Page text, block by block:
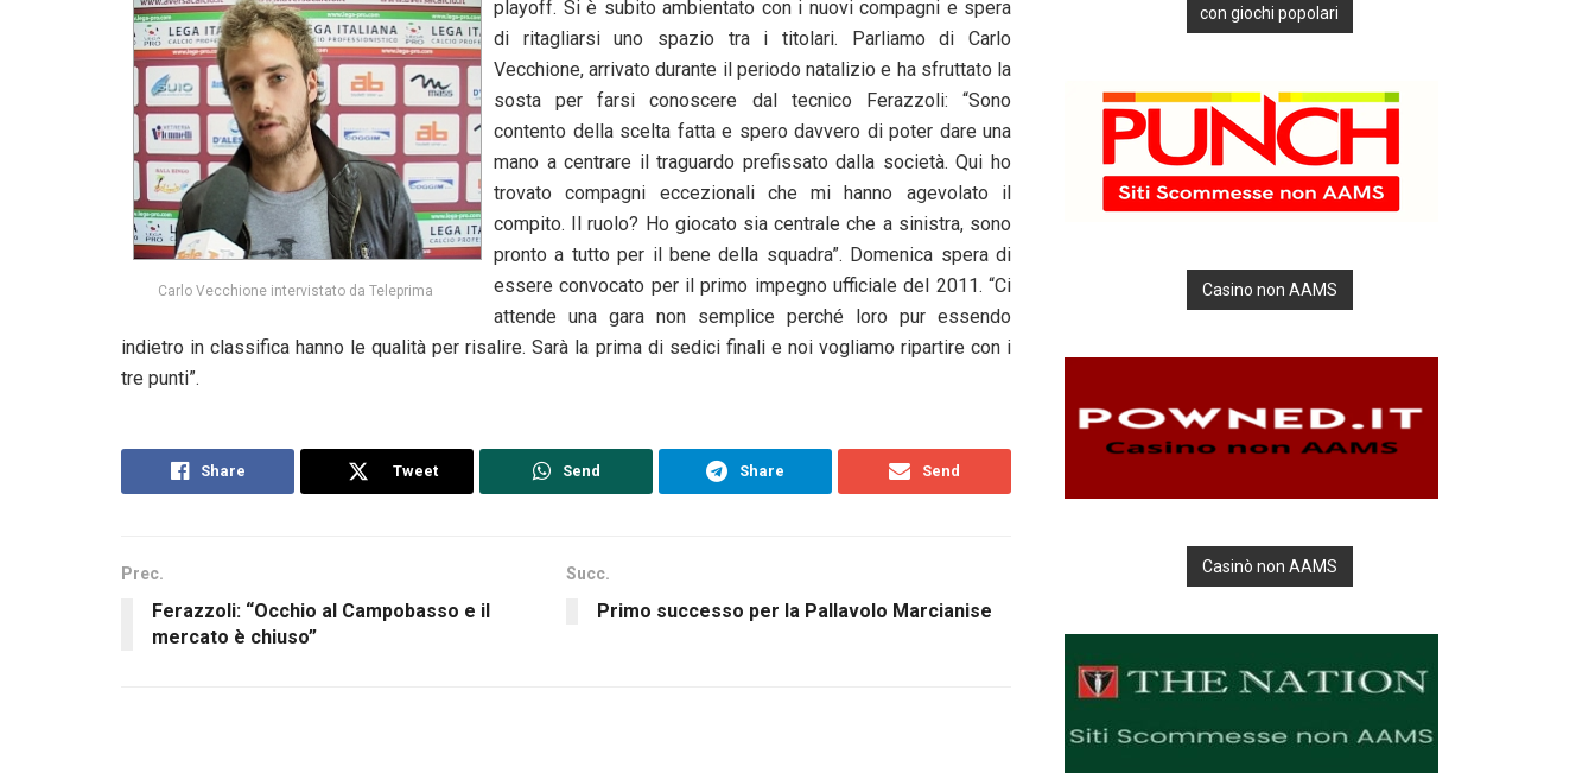
Carlo Vecchione intervistato da Teleprima
playoff. Si è subito ambientato con i nuovi compagni e spera
di ritagliarsi uno spazio tra i titolari. Parliamo di Carlo
Vecchione, arrivato durante il periodo natalizio e ha sfruttato la
sosta per farsi conoscere dal tecnico Ferazzoli: “Sono
contento della scelta fatta e spero davvero di poter dare una
mano a centrare il traguardo prefissato dalla società. Qui ho
trovato compagni eccezionali che mi hanno agevolato il
compito. Il ruolo? Ho giocato sia centrale che a sinistra, sono
pronto a tutto per il bene della squadra”. Domenica spera di
essere convocato per il primo impegno ufficiale del 2011. “Ci
attende una gara non semplice perché loro pur essendo
indietro in classifica hanno le qualità per risalire. Sarà la prima di sedici finali e noi vogliamo ripartire con i
tre punti”.
Share Tweet Send Share Send
Prec.
Ferazzoli: “Occhio al Campobasso e il
mercato è chiuso”
Succ.
Primo successo per la Pallavolo Marcianise
con giochi popolari
Casino non AAMS
Casinò non AAMS